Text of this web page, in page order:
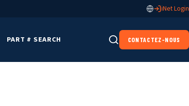
iNet Login
PART # SEARCH CONTACTEZ-NOUS